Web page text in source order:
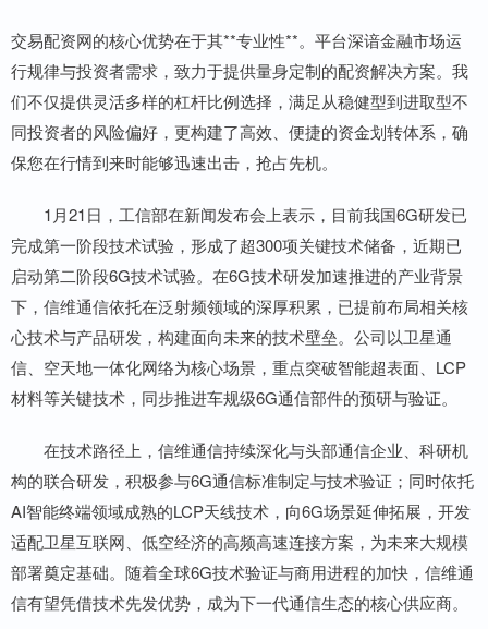
交易配资网的核心优势在于其**专业性**。平台深谙金融市场运
行规律与投资者需求，致力于提供量身定制的配资解决方案。我
们不仅提供灵活多样的杠杆比例选择，满足从稳健型到进取型不
同投资者的风险偏好，更构建了高效、便捷的资金划转体系，确
保您在行情到来时能够迅速出击，抢占先机。
1月21日，工信部在新闻发布会上表示，目前我国6G研发已
完成第一阶段技术试验，形成了超300项关键技术储备，近期已
启动第二阶段6G技术试验。在6G技术研发加速推进的产业背景
下，信维通信依托在泛射频领域的深厚积累，已提前布局相关核
心技术与产品研发，构建面向未来的技术壁垒。公司以卫星通
信、空天地一体化网络为核心场景，重点突破智能超表面、LCP
材料等关键技术，同步推进车规级6G通信部件的预研与验证。
在技术路径上，信维通信持续深化与头部通信企业、科研机
构的联合研发，积极参与6G通信标准制定与技术验证；同时依托
AI智能终端领域成熟的LCP天线技术，向6G场景延伸拓展，开发
适配卫星互联网、低空经济的高频高速连接方案，为未来大规模
部署奠定基础。随着全球6G技术验证与商用进程的加快，信维通
信有望凭借技术先发优势，成为下一代通信生态的核心供应商。